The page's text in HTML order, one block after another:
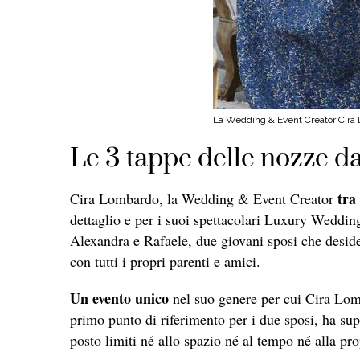
La Wedding & Event Creator Cira
Le 3 tappe delle nozze
Cira Lombardo, la Wedding & Event Creator tra
dettaglio e per i suoi spettacolari Luxury
Alexandra e Rafaele, due giovani sposi che
con tutti i propri parenti e amici.
Un evento unico nel suo genere per cui Cira
primo punto di riferimento per i due sposi, ha
posto limiti né allo spazio né al tempo né alla